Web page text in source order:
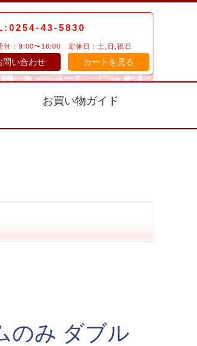
43-5830
付：9:00〜18:00 定休日：土,日,祝日
問い合わせ カートを見る
お買い物ガイド
のみ ダブル